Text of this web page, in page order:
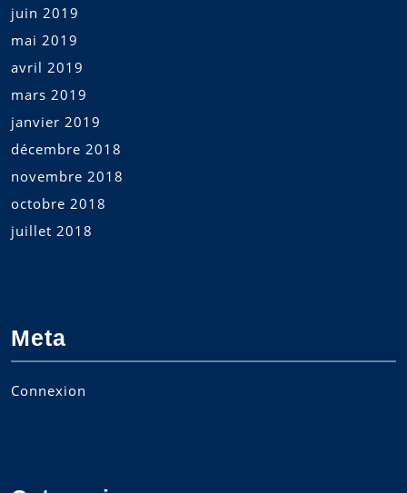
juin 2019
mai 2019
avril 2019
mars 2019
janvier 2019
décembre 2018
novembre 2018
octobre 2018
juillet 2018
Meta
Connexion